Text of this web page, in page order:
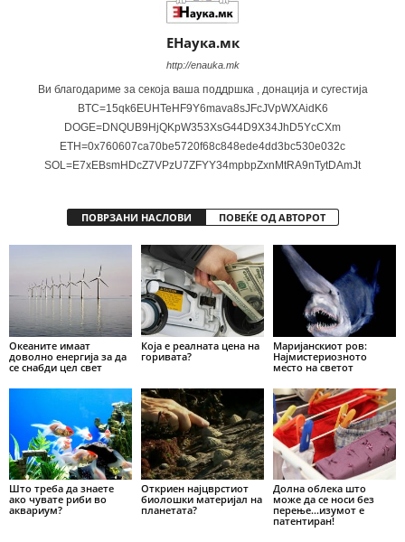
ЕНаука.мк
http://enauka.mk
Ви благодариме за секоја ваша поддршка , донација и сугестија
BTC=15qk6EUHTeHF9Y6mava8sJFcJVpWXAidK6
DOGE=DNQUB9HjQKpW353XsG44D9X34JhD5YcCXm
ETH=0x760607ca70be5720f68c848ede4dd3bc530e032c
SOL=E7xEBsmHDcZ7VPzU7ZFYY34mpbpZxnMtRA9nTytDAmJt
ПОВРЗАНИ НАСЛОВИ ПОВЕЌЕ ОД АВТОРОТ
Океаните имаат
доволно енергија за да
се снабди цел свет
Која е реалната цена на
горивата?
Маријанскиот ров:
Најмистериозното
место на светот
Што треба да знаете
ако чувате риби во
аквариум?
Откриен најцврстиот
биолошки материјал на
планетата?
Долна облека што
може да се носи без
перење…изумот е
патентиран!